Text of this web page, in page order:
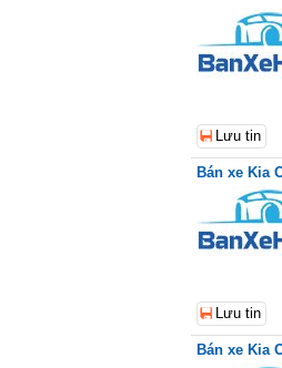
Lưu tin
Bán xe Kia
Lưu tin
Bán xe Kia